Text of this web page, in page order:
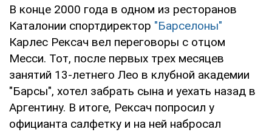
В конце 2000 года в одном из ресторанов
Каталонии спортдиректор "Барселоны"
Карлес Рексач вел переговоры с отцом
Месси. Тот, после первых трех месяцев
занятий 13-летнего Лео в клубной академии
"Барсы", хотел забрать сына и уехать назад в
Аргентину. В итоге, Рексач попросил у
официанта салфетку и на ней набросал